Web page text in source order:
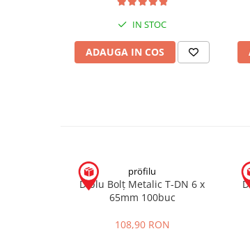
Placări Ceramice și din Piatră
Latex pentru Adezivi și Chituri
Accesorii Hidroizolații
Etanșanți Elastici și Adezivi
IN STOC
ADAUGA IN COS
pröfilu
Diblu Bolț Metalic T-DN 6 x
65mm 100buc
108,90 RON